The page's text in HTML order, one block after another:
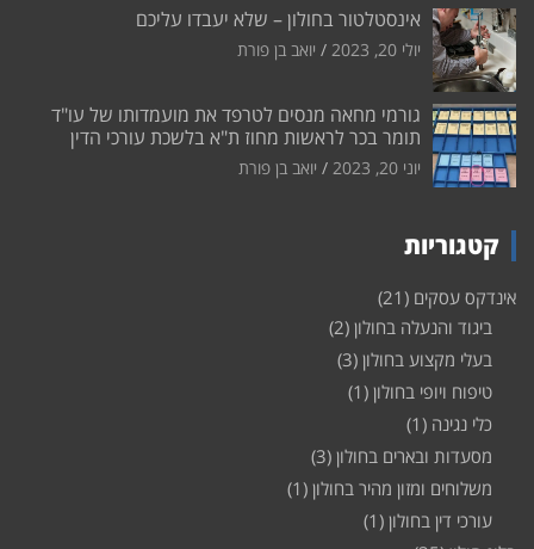
אינסטלטור בחולון – שלא יעבדו עליכם
יולי 20, 2023 יואב בן פורת
גורמי מחאה מנסים לטרפד את מועמדותו של עו"ד
תומר בכר לראשות מחוז ת"א בלשכת עורכי הדין
יוני 20, 2023 יואב בן פורת
קטגוריות
אינדקס עסקים (21)
ביגוד והנעלה בחולון (2)
בעלי מקצוע בחולון (3)
טיפוח ויופי בחולון (1)
כלי נגינה (1)
מסעדות ובארים בחולון (3)
משלוחים ומזון מהיר בחולון (1)
עורכי דין בחולון (1)